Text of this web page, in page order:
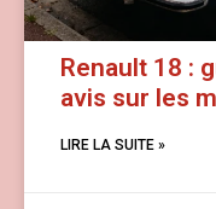
Renault 18 :
avis sur les
LIRE LA SUITE »